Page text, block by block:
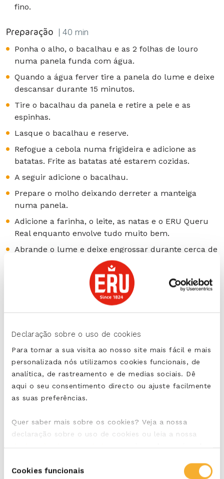
Declaração sobre o uso de cookies
Para tornar a sua visita ao nosso site mais fácil e mais
personalizada nós utilizamos cookies funcionais, de
analítica, de rastreamento e de medias sociais. Dê
aqui o seu consentimento directo ou ajuste facilmente
as suas preferências.
Quer saber mais sobre os cookies? Veja a nossa
declaração sobre o uso de cookies ou leia a nossa
recolhemos.
deCookies funcionais
fino.
Preparação | 40 min
Ponha o alho, o bacalhau e as 2 folhas de louro
numa panela funda com água.
Quando a água ferver tire a panela do lume e deixe
descansar durante 15 minutos.
Tire o bacalhau da panela e retire a pele e as
espinhas.
Lasque o bacalhau e reserve.
Refogue a cebola numa frigideira e adicione as
batatas. Frite as batatas até estarem cozidas.
A seguir adicione o bacalhau.
Prepare o molho deixando derreter a manteiga
numa panela.
Adicione a farinha, o leite, as natas e o ERU Queru
Real enquanto envolve tudo muito bem.
Abrande o lume e deixe engrossar durante cerca de
Tempere o molho com sal, pimenta e noz-moscada.
Coloque a mistura de bacalhau num tabuleiro que
possa ir ao forno e cubra com o molho.
Sirva diretamente ou deixe primeiro arrefecer.
Divida pelos pratos e polvilhe com o cebolinho
cortado bem fino.
palavras-chave: